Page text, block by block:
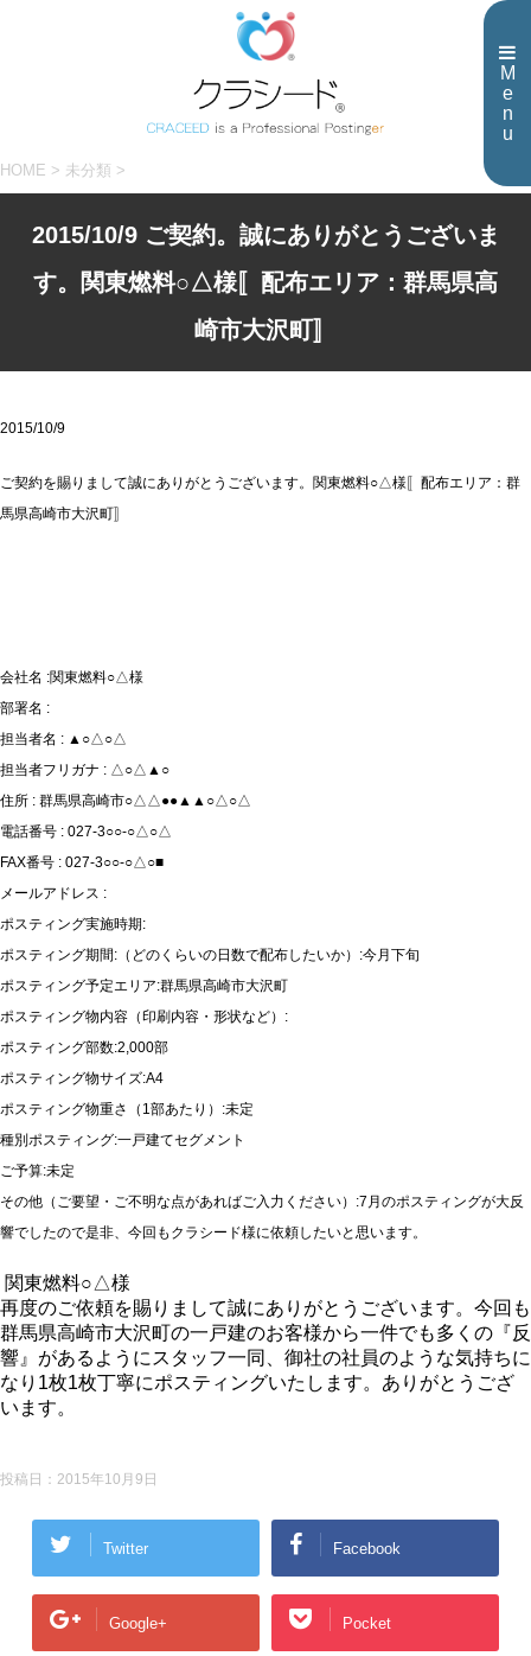
M
e
n
u
HOME > 未分類 >
2015/10/9 ご契約。誠にありがとうございま
す。関東燃料○△様〚配布エリア：群馬県高
崎市大沢町〛
2015/10/9
ご契約を賜りまして誠にありがとうございます。関東燃料○△様〚配布エリア：群
馬県高崎市大沢町〛
会社名 :関東燃料○△様
部署名 :
担当者名 : ▲○△○△
担当者フリガナ : △○△▲○
住所 : 群馬県高崎市○△△●●▲▲○△○△
電話番号 : 027-3○○-○△○△
FAX番号 : 027-3○○-○△○■
メールアドレス :
ポスティング実施時期:
ポスティング期間:（どのくらいの日数で配布したいか）:今月下旬
ポスティング予定エリア:群馬県高崎市大沢町
ポスティング物内容（印刷内容・形状など）:
ポスティング部数:2,000部
ポスティング物サイズ:A4
ポスティング物重さ（1部あたり）:未定
種別ポスティング:一戸建てセグメント
ご予算:未定
その他（ご要望・ご不明な点があればご入力ください）:7月のポスティングが大反
響でしたので是非、今回もクラシード様に依頼したいと思います。
関東燃料○△様
再度のご依頼を賜りまして誠にありがとうございます。今回も
群馬県高崎市大沢町の一戸建のお客様から一件でも多くの『反
響』があるようにスタッフ一同、御社の社員のような気持ちに
なり1枚1枚丁寧にポスティングいたします。ありがとうござ
います。
投稿日： 2015年10月9日
Twitter Facebook
Google+ Pocket